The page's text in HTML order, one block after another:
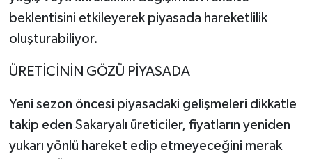
beklentisini etkileyerek piyasada hareketlilik
oluşturabiliyor.
ÜRETİCİNİN GÖZÜ PİYASADA
Yeni sezon öncesi piyasadaki gelişmeleri dikkatle
takip eden Sakaryalı üreticiler, fiyatların yeniden
yukarı yönlü hareket edip etmeyeceğini merak